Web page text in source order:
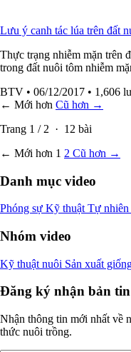
Lưu ý canh tác lúa trên đất
Thực trạng nhiễm mặn trên
trong đất nuôi tôm nhiễm
BTV • 06/12/2017 • 1,606
← Mới hơn Cũ hơn →
Trang 1 / 2 · 12 bài
← Mới hơn 1 2 Cũ hơn →
Danh mục video
Phóng sự Kỹ thuật Tự nhiên
Nhóm video
Kỹ thuật nuôi Sản xuất
Đăng ký nhận bản tin
Nhận thông tin mới nhất về
thức nuôi trồng.